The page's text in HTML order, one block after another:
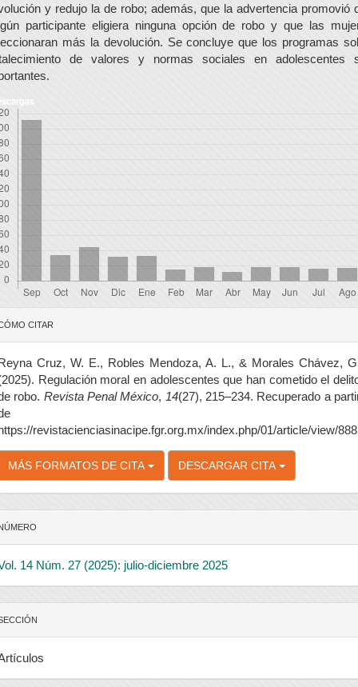
y redujo la de robo; además, que la advertencia promovió
participante eligiera ninguna opción de robo y que las
más la devolución. Se concluye que los programas
de valores y normas sociales en adolescentes
CITAR
Cruz, W. E., Robles Mendoza, A. L., & Morales Chávez,
Regulación moral en adolescentes que han cometido el
robo. Revista Penal México, 14(27), 215–234. Recuperado a
revistacienciasinacipe.fgr.org.mx/index.php/01/article/view/888
MÁS FORMATOS DE CITA DESCARGAR CITA
14 Núm. 27 (2025): julio-diciembre 2025